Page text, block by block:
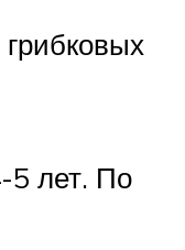
5 лет. По